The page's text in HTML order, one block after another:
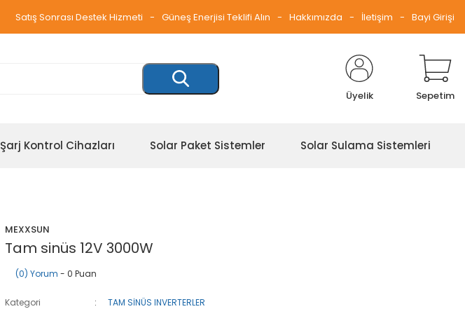
Satış Sonrası Destek Hizmeti Güneş Enerjisi Teklifi Alın Hakkımızda İletişim Bayi Girişi
Üyelik Sepetim
Şarj Kontrol Cihazları Solar Paket Sistemler Solar Sulama Sistemleri
MEXXSUN
Tam sinüs 12V 3000W
(0) Yorum - 0 Puan
Kategori
TAM SİNÜS INVERTERLER